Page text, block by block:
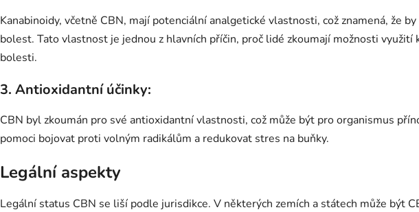
Kanabinoidy, včetně CBN, mají potenciální analgetické vlastnosti, což znamená, že
bolest. Tato vlastnost je jednou z hlavních příčin, proč lidé zkoumají možnosti využití
bolesti.
3. Antioxidantní účinky:
CBN byl zkoumán pro své antioxidantní vlastnosti, což může být pro organismus
pomoci bojovat proti volným radikálům a redukovat stres na buňky.
Legální aspekty
Legální status CBN se liší podle jurisdikce. V některých zemích a státech může být